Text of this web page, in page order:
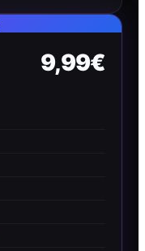
9,99€